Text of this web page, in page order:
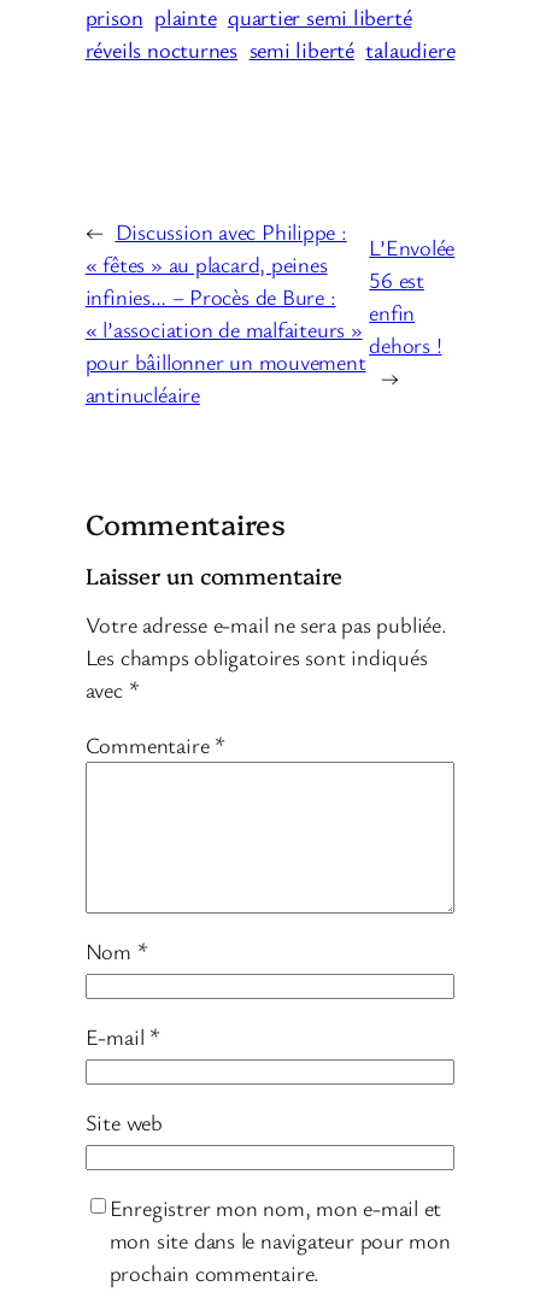
prison plainte quartier semi liberté
réveils nocturnes semi liberté talaudiere
← Discussion avec Philippe :
« fêtes » au placard, peines
infinies… – Procès de Bure :
« l’association de malfaiteurs »
pour bâillonner un mouvement
antinucléaire
L’Envolée
56 est
enfin
dehors !
→
Commentaires
Laisser un commentaire
Votre adresse e-mail ne sera pas publiée.
Les champs obligatoires sont indiqués
avec *
Commentaire *
Nom *
E-mail *
Site web
Enregistrer mon nom, mon e-mail et
mon site dans le navigateur pour mon
prochain commentaire.